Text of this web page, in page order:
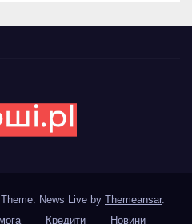
Theme: News Live by Themeansar.
Кредити Новини